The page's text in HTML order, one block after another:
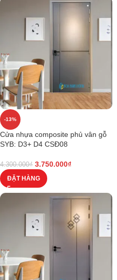
-13%
Cửa nhựa composite phủ vân gỗ
SYB: D3+ D4 CSĐ08
4.300.000₫ 3.750.000₫
ĐẶT HÀNG